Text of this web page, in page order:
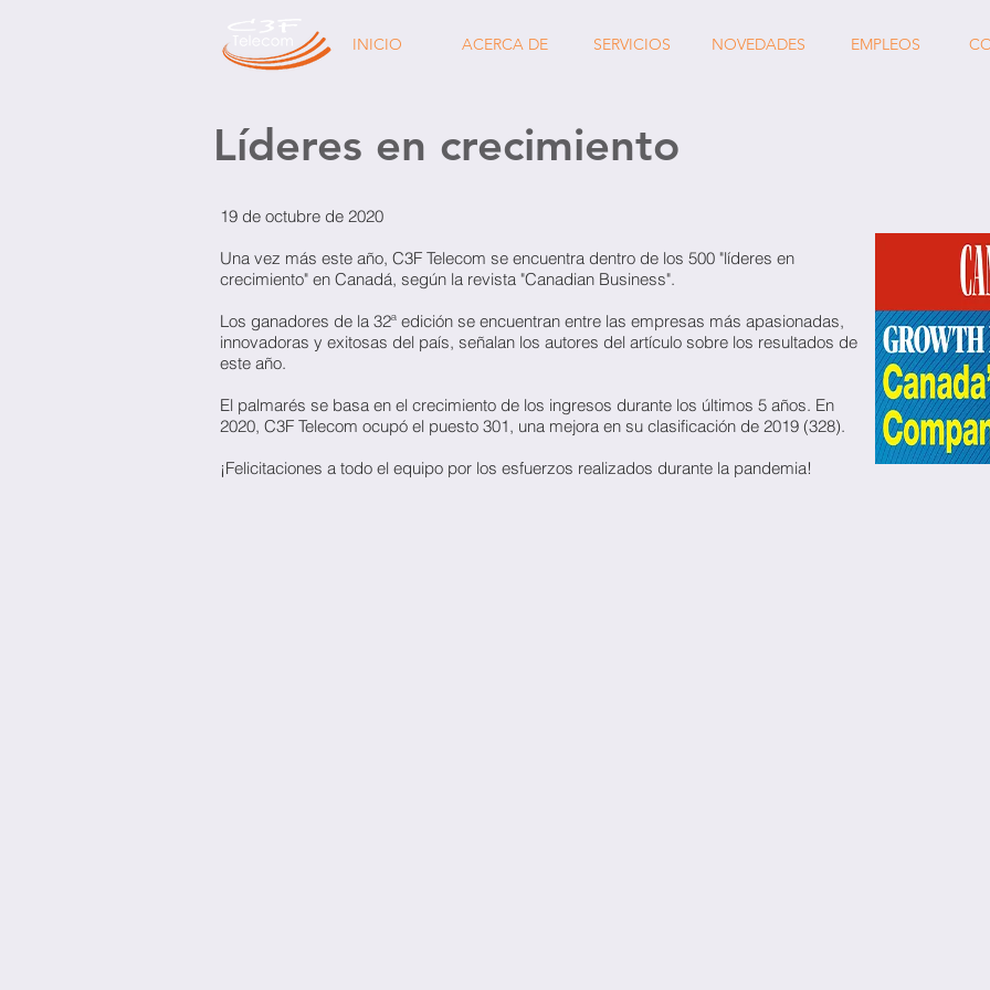
INICIO ACERCA DE SERVICIOS NOVEDADES EMPLEOS
Líderes en crecimiento
19 de octubre de 2020
Una vez más este año, C3F Telecom se encuentra dentro de los 500 "líderes en
crecimiento" en Canadá, según la revista "Canadian Business".
Los ganadores de la 32ª edición se encuentran entre las empresas más apasionadas,
innovadoras y exitosas del país, señalan los autores del artículo sobre los resultados de
este año.
El palmarés se basa en el crecimiento de los ingresos durante los últimos 5 años. En
2020, C3F Telecom ocupó el puesto 301, una mejora en su clasificación de 2019 (328).
¡Felicitaciones a todo el equipo por los esfuerzos realizados durante la pandemia!